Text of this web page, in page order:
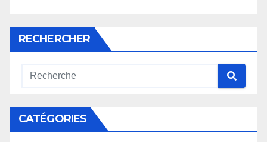
RECHERCHER
CATÉGORIES